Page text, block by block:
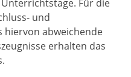
Für die
und
hiervon abweichende
erhalten das